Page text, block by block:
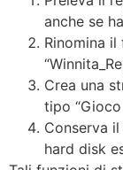
anche se
Rinomina
Crea una
tipo
Conserva
hard disk